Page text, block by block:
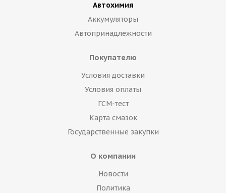
Автохимия
Аккумуляторы
Автопринадлежности
Покупателю
Условия доставки
Условия оплаты
ГСМ-тест
Карта смазок
Государственные закупки
О компании
Новости
Политика